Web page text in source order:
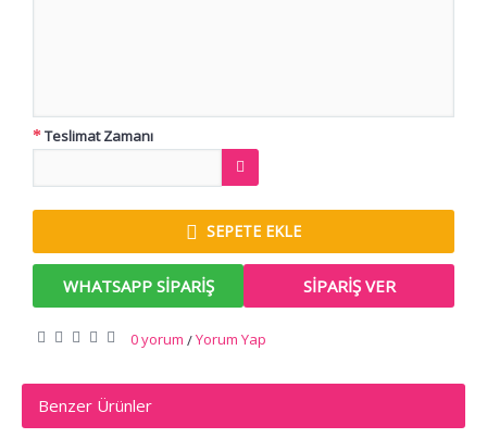
Teslimat Zamanı
SEPETE EKLE
SIPARIŞ VER
WHATSAPP SIPARIŞ
0 yorum /Yorum Yap
Benzer Ürünler